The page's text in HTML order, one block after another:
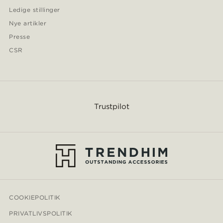
Ledige stillinger
Nye artikler
Presse
CSR
Trustpilot
COOKIEPOLITIK
PRIVATLIVSPOLITIK